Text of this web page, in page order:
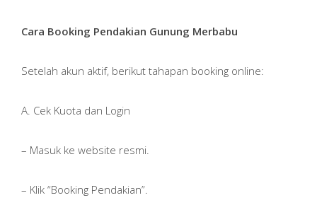
Cara Booking Pendakian Gunung Merbabu
Setelah akun aktif, berikut tahapan booking online:
A. Cek Kuota dan Login
– Masuk ke website resmi.
– Klik “Booking Pendakian”.